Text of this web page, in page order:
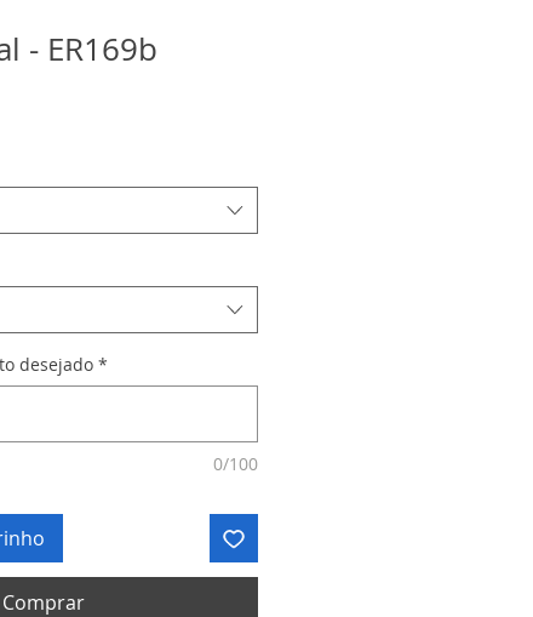
- ER169b
desejado *
0/100
Comprar